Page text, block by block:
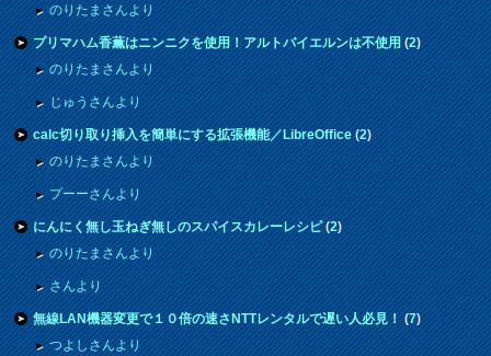
のりたまさんより
プリマハム香薫はニンニクを使用！アルトバイエルンは不使用(2)
のりたまさんより
じゅうさんより
calc切り取り挿入を簡単にする拡張機能／LibreOffice(2)
のりたまさんより
プーーさんより
にんにく無し玉ねぎ無しのスパイスカレーレシピ(2)
のりたまさんより
さんより
無線LAN機器変更で１０倍の速さNTTレンタルで遅い人必見！(7)
つよしさんより